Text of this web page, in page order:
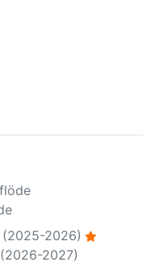
2026)
2027)